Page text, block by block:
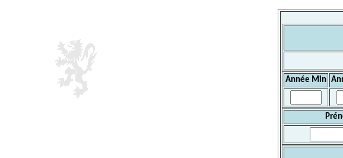
Année Min